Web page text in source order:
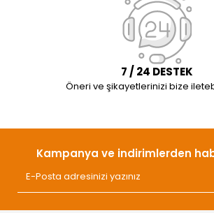
7 / 24 DESTEK
Öneri ve şikayetlerinizi bize
Kampanya ve indirimlerden